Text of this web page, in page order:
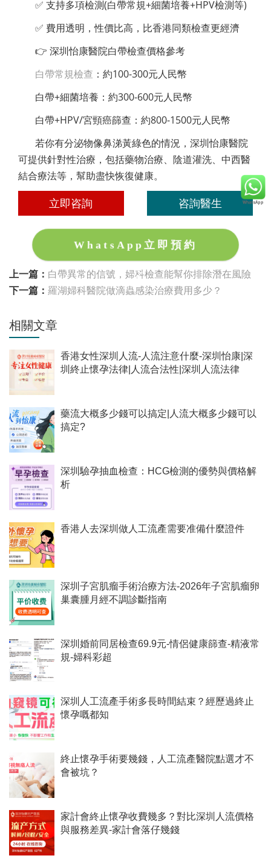
✅ 支持多項檢測(白帶常規+細菌培養+HPV檢測等)
✅ 費用透明，性價比高，比香港同類檢查更經濟
👉 深圳怡康醫院白帶檢查價格參考
白帶常規檢查 ：約100-300元人民幣
白帶+細菌培養：約300-600元人民幣
白帶+HPV/宮頸癌篩查：約800-1500元人民幣
若你有分泌物像鼻涕黃綠色的情況，深圳怡康醫院
可提供針對性治療，包括藥物治療、陰道灌洗、中西醫
結合療法等，幫助盡快恢復健康。
立即咨詢 咨詢醫生
WhatsApp立即預約
上一篇： 白帶異常的信號，婦科檢查能幫你排除潛在風險
下一篇： 羅湖婦科醫院做滴蟲感染治療費用多少？
相關文章
香港女性深圳人流-人流注意什麼-深圳怡康|深
圳終止懷孕法律|人流合法性|深圳人流法律
藥流大概多少錢可以搞定|人流大概多少錢可以
搞定?
深圳驗孕抽血檢查：HCG檢測的優勢與價格解
析
香港人去深圳做人工流產需要准備什麼證件
深圳子宮肌瘤手術治療方法-2026年子宮肌瘤卵
巢囊腫月經不調診斷指南
深圳婚前同居檢查69.9元-情侶健康篩查-精液常
規-婦科彩超
深圳人工流產手術多長時間結束？經歷過終止
懷孕嘅都知
終止懷孕手術要幾錢，人工流產醫院點選才不
會被坑？
家計會終止懷孕收費幾多？對比深圳人流價格
與服務差異-家計會落仔幾錢